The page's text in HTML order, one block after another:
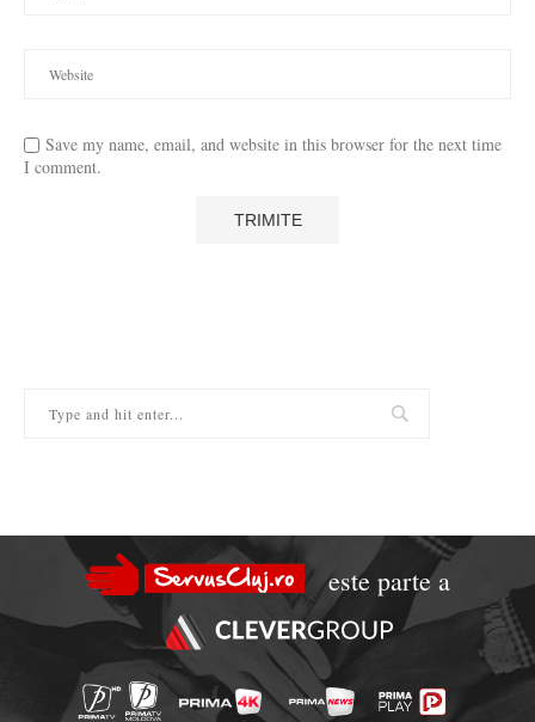
Save my name, email, and website in this browser for the next time
I comment.
este parte a